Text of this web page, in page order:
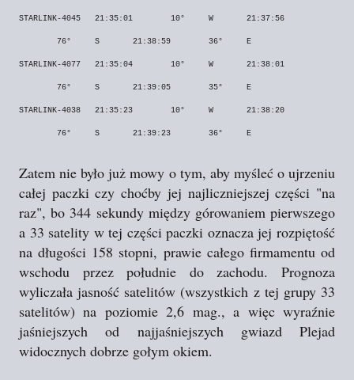
STARLINK-4045 21:35:01 10° W 21:37:56
76° S 21:38:59 36° E
STARLINK-4077 21:35:04 10° W 21:38:01
76° S 21:39:05 35° E
STARLINK-4038 21:35:23 10° W 21:38:20
76° S 21:39:23 36° E
Zatem nie było już mowy o tym, aby myśleć o ujrzeniu
całej paczki czy choćby jej najliczniejszej części "na
raz", bo 344 sekundy między górowaniem pierwszego
a 33 satelity w tej części paczki oznacza jej rozpiętość
na długości 158 stopni, prawie całego firmamentu od
wschodu przez południe do zachodu. Prognoza
wyliczała jasność satelitów (wszystkich z tej grupy 33
satelitów) na poziomie 2,6 mag., a więc wyraźnie
jaśniejszych od najjaśniejszych gwiazd Plejad
widocznych dobrze gołym okiem.